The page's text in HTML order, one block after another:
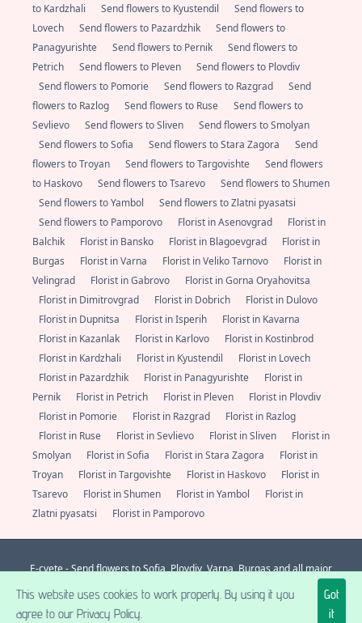
This website uses cookies to work properly. By using it you
agree to our Privacy Policy.
Got
it
to Kardzhali
Send flowers to Kyustendil
Send flowers to
Lovech
Send flowers to Pazardzhik
Send flowers to
Panagyurishte
Send flowers to Pernik
Send flowers to
Petrich
Send flowers to Pleven
Send flowers to Plovdiv
Send flowers to Pomorie
Send flowers to Razgrad
Send
flowers to Razlog
Send flowers to Ruse
Send flowers to
Sevlievo
Send flowers to Sliven
Send flowers to Smolyan
Send flowers to Sofia
Send flowers to Stara Zagora
Send
flowers to Troyan
Send flowers to Targovishte
Send flowers
to Haskovo
Send flowers to Tsarevo
Send flowers to Shumen
Send flowers to Yambol
Send flowers to Zlatni pyasatsi
Send flowers to Pamporovo
Florist in Asenovgrad
Florist in
Balchik
Florist in Bansko Florist in Blagoevgrad
Florist in
Burgas
Florist in Varna Florist in Veliko Tarnovo
Florist in
Velingrad
Florist in Gabrovo
Florist in Gorna Oryahovitsa
Florist in Dimitrovgrad
Florist in Dobrich
Florist in Dulovo
Florist in Dupnitsa
Florist in Isperih
Florist in Kavarna
Florist in Kazanlak
Florist in Karlovo
Florist in Kostinbrod
Florist in Kardzhali
Florist in Kyustendil
Florist in Lovech
Florist in Pazardzhik
Florist in Panagyurishte
Florist in
Pernik
Florist in Petrich Florist in Pleven
Florist in Plovdiv
Florist in Pomorie
Florist in Razgrad
Florist in Razlog
Florist in Ruse
Florist in Sevlievo Florist in Sliven
Florist in
Smolyan
Florist in Sofia Florist in Stara Zagora
Florist in
Troyan
Florist in Targovishte Florist in Haskovo
Florist in
Tsarevo
Florist in Shumen Florist in Yambol
Florist in
Zlatni pyasatsi
Florist in Pamporovo
E-cvete - Send flowers to Sofia, Plovdiv, Varna, Burgas and all major
+359 (0)
877 112 600
support@e-cvete.com| All rights reserved © |
NetPartners LTD